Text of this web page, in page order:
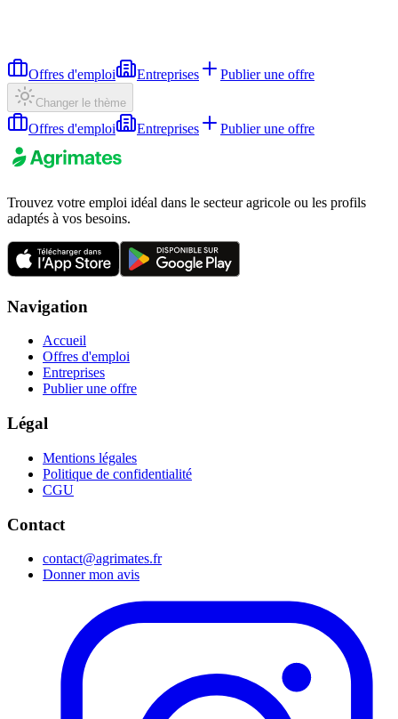
Offres d'emploi Entreprises Publier une offre
Changer le thème
Offres d'emploi Entreprises Publier une offre
Trouvez votre emploi idéal dans le secteur agricole ou les profils
adaptés à vos besoins.
Navigation
Accueil
Offres d'emploi
Entreprises
Publier une offre
Légal
Mentions légales
Politique de confidentialité
CGU
Contact
contact@agrimates.fr
Donner mon avis